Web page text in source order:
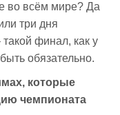
во всём мире? Да
три дня
финал, как у
обязательно.
которые
чемпионата